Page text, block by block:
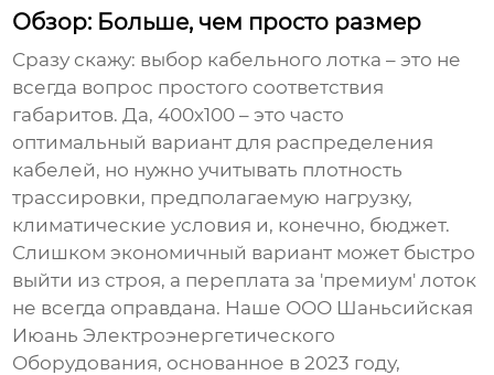
Обзор: Больше, чем просто размер
Сразу скажу: выбор кабельного лотка – это не
всегда вопрос простого соответствия
габаритов. Да, 400х100 – это часто
оптимальный вариант для распределения
кабелей, но нужно учитывать плотность
трассировки, предполагаемую нагрузку,
климатические условия и, конечно, бюджет.
Слишком экономичный вариант может быстро
выйти из строя, а переплата за 'премиум' лоток
не всегда оправдана. Наше ООО Шаньсийская
Июань Электроэнергетического
Оборудования, основанное в 2023 году,